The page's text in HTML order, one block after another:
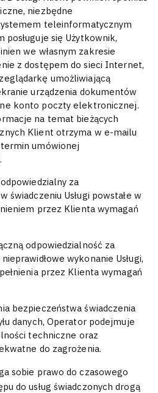
niezbędne
teleinformatycznym
posługuje się Użytkownik,
we własnym zakresie
z dostępem do sieci Internet,
umożliwiającą
urządzenia dokumentów
konto poczty elektronicznej.
na temat bieżących
Klient otrzyma w e-mailu
umówionej
za
świadczeniu Usługi powstałe w
przez Klienta wymagań
odpowiedzialność za
wykonanie Usługi,
przez Klienta wymagań
bezpieczeństwa świadczenia
danych, Operator podejmuje
techniczne oraz
do zagrożenia.
sobie prawo do czasowego
do usług świadczonych drogą